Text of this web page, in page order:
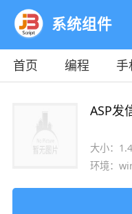
系统组件
首页 编程 手
ASP发
大小：
环境：